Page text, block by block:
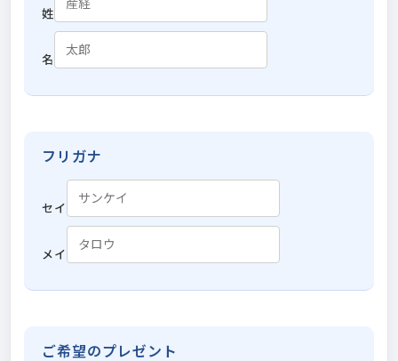
姓
名
フリガナ
セイ
メイ
ご希望のプレゼント